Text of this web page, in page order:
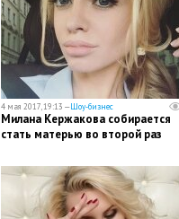
4 мая 2017, 19:13 —Шоу-бизнес
Милана Кержакова собирается
стать матерью во второй раз